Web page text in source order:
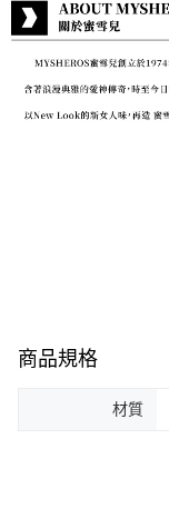
商品規格
材質